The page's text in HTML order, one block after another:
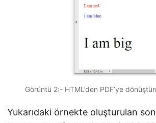
Görüntü 2:- HTML’den PDF’ye
Yukarıdaki örnekte oluşturulan